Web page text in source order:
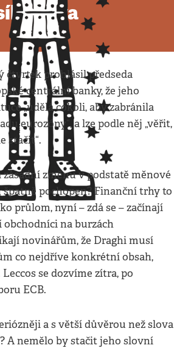
slova
čtvrtek prohlásil předseda
centrální banky, že jeho
„udělá cokoli, aby zabránila
eurozóny“, a lze podle něj „věřit,
stačit“.
změnu v podstatě měnové
pochopen? Finanční trhy to
průlom, nyní – zdá se – začínají
na burzách
novinářům, že Draghi musí
co nejdříve konkrétní obsah,
se dozvíme zítra, po
ECB.
a s větší důvěrou než slova
A nemělo by stačit jeho slovní